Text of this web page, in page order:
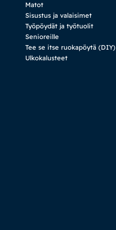
Matot
Sisustus ja valaisimet
Työpöydät ja työtuolit
Senioreille
Tee se itse ruokapöytä (DIY)
Ulkokalusteet